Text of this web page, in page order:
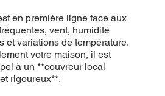
en première ligne face aux
vent, humidité
et variations de température.
votre maison, il est
à un **couvreur local
rigoureux**.